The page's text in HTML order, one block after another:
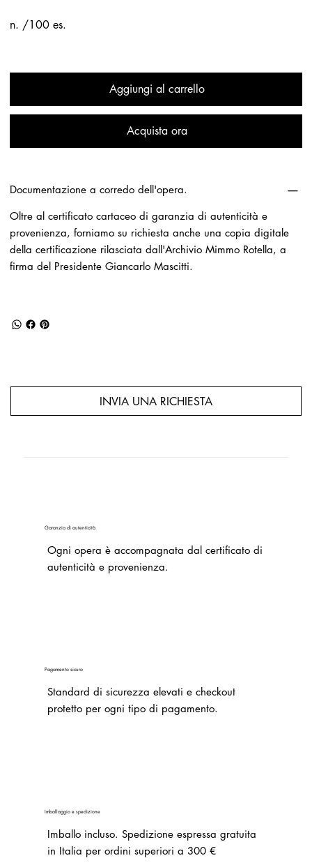
n. /100 es.
Aggiungi al carrello
Acquista ora
Documentazione a corredo dell'opera.
Oltre al certificato cartaceo di garanzia di autenticità e
provenienza, forniamo su richiesta anche una copia digitale
della certificazione rilasciata dall'Archivio Mimmo Rotella, a
firma del Presidente Giancarlo Mascitti.
INVIA UNA RICHIESTA
Garanzia di autenticità
Ogni opera è accompagnata dal certificato di
autenticità e provenienza.
Pagamento sicuro
Standard di sicurezza elevati e checkout
protetto per ogni tipo di pagamento.
Imballaggio e spedizione
Imballo incluso. Spedizione espressa gratuita
in Italia per ordini superiori a 300 €